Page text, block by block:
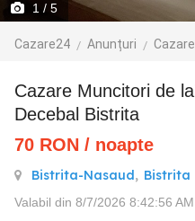
1 / 5
Cazare24 Anunțuri
Cazare Muncitori de la70 lei Persoana Hotel
Decebal Bistrita
70 RON / noapte
Bistrita-Nasaud, Bistrita
Valabil din 8/7/2026 8:42:56 AM